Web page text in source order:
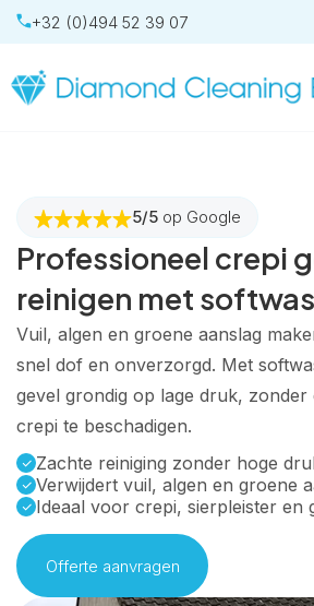
+32 (0)494 52 39 07
5/5 op Google
Professioneel crepi
reinigen met
Vuil, algen en groene aanslag
snel dof en onverzorgd. Met
gevel grondig op lage druk,
crepi te beschadigen.
Zachte reiniging zonder hoge
Verwijdert vuil, algen en groene
Ideaal voor crepi, sierpleister en
Offerte aanvragen